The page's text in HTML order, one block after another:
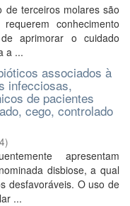
de terceiros molares são
conhecimento
aprimorar o cuidado
a ...
associados à
infecciosas,
de pacientes
cego, controlado
)
apresentam
disbiose, a qual
desfavoráveis. O uso de
...